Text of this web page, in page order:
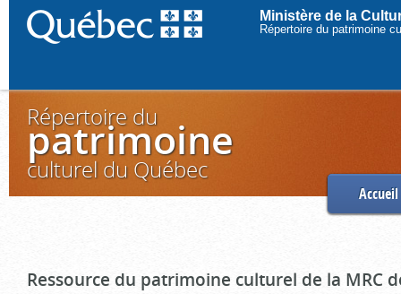
Ministère de la
Répertoire du patrimoine
Répertoire du
patrimoine
culturel du Québec
Accueil
Ressource du patrimoine culturel de la MRC